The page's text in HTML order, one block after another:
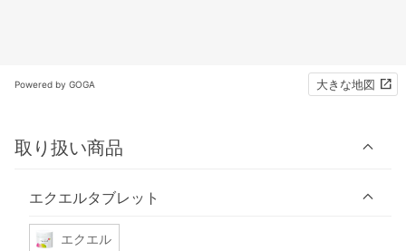
Powered by GOGA 大きな地図
取り扱い商品
エクエルタブレット
エクエル